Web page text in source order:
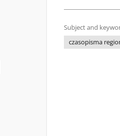
Subject and
czasopisma